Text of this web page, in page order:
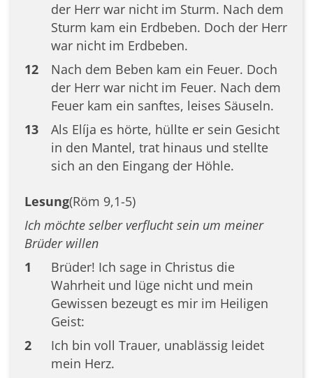
der Herr war nicht im Sturm. Nach dem
Sturm kam ein Erdbeben. Doch der Herr
war nicht im Erdbeben.
12
Nach dem Beben kam ein Feuer. Doch
der Herr war nicht im Feuer. Nach dem
Feuer kam ein sanftes, leises Säuseln.
13
Als Elíja es hörte, hüllte er sein Gesicht
in den Mantel, trat hinaus und stellte
sich an den Eingang der Höhle.
Lesung(Röm 9,1-5)
Ich möchte selber verflucht sein um meiner
Brüder willen
1
Brüder! Ich sage in Christus die
Wahrheit und lüge nicht und mein
Gewissen bezeugt es mir im Heiligen
Geist:
2
Ich bin voll Trauer, unablässig leidet
mein Herz.